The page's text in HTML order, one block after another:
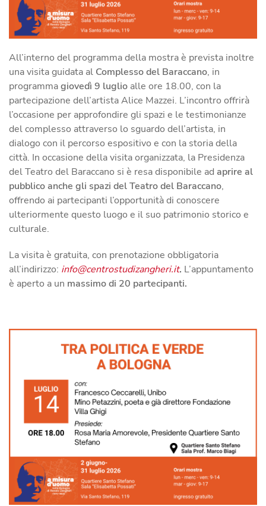
All’interno del programma della mostra è prevista inoltre
una visita guidata al Complesso del Baraccano, in
programmagiovedì 9 luglio alle ore 18.00, con la
partecipazione dell’artista Alice Mazzei. L’incontro offrirà
l’occasione per approfondire gli spazi e le testimonianze
del complesso attraverso lo sguardo dell’artista, in
dialogo con il percorso espositivo e con la storia della
città. In occasione della visita organizzata, la Presidenza
del Teatro del Baraccano si è resa disponibile ad aprire al
pubblico anche gli spazi del Teatro del Baraccano,
offrendo ai partecipanti l’opportunità di conoscere
ulteriormente questo luogo e il suo patrimonio storico e
culturale.
La visita è gratuita, con prenotazione obbligatoria
all’indirizzo: info@centrostudizangheri.it. L’appuntamento
è aperto a un massimo di 20 partecipanti.